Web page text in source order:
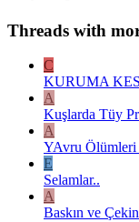
Threads with
C
KURUMA
A
Kuşlarda Tüy
A
YAvru
E
Selamlar..
A
Baskın ve